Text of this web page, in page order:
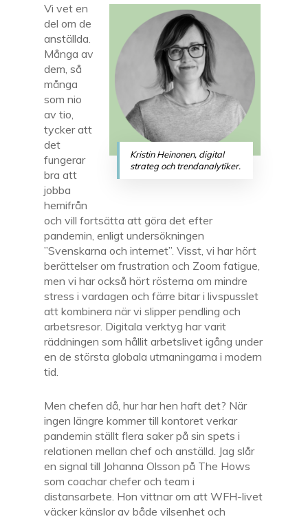
Kristin Heinonen, digital
strateg och trendanalytiker.
Vi vet en
del om de
anställda.
Många av
dem, så
många
som nio
av tio,
tycker att
det
fungerar
bra att
jobba
hemifrån
och vill fortsätta att göra det efter
pandemin, enligt undersökningen
”Svenskarna och internet”. Visst, vi har hört
berättelser om frustration och Zoom fatigue,
men vi har också hört rösterna om mindre
stress i vardagen och färre bitar i livspusslet
att kombinera när vi slipper pendling och
arbetsresor. Digitala verktyg har varit
räddningen som hållit arbetslivet igång under
en de största globala utmaningarna i modern
tid.
Men chefen då, hur har hen haft det? När
ingen längre kommer till kontoret verkar
pandemin ställt flera saker på sin spets i
relationen mellan chef och anställd. Jag slår
en signal till Johanna Olsson på The Hows
som coachar chefer och team i
distansarbete. Hon vittnar om att WFH-livet
väcker känslor av både vilsenhet och